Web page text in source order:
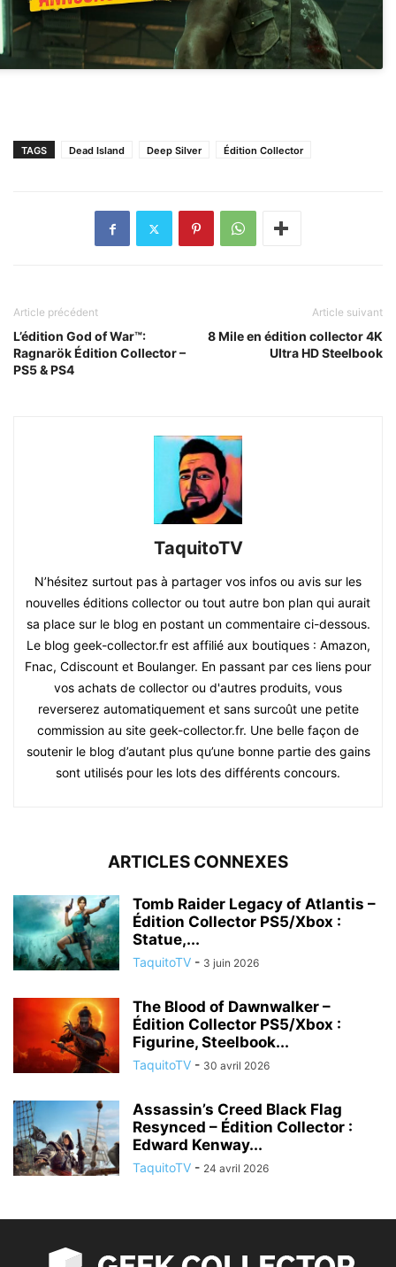
TAGS Dead Island Deep Silver Édition Collector
Article précédent
L’édition God of War™:
Ragnarök Édition Collector –
PS5 & PS4
Article suivant
8 Mile en édition collector 4K
Ultra HD Steelbook
TaquitoTV
N’hésitez surtout pas à partager vos infos ou avis sur les
nouvelles éditions collector ou tout autre bon plan qui aurait
sa place sur le blog en postant un commentaire ci-dessous.
Le blog geek-collector.fr est affilié aux boutiques : Amazon,
Fnac, Cdiscount et Boulanger. En passant par ces liens pour
vos achats de collector ou d'autres produits, vous
reverserez automatiquement et sans surcoût une petite
commission au site geek-collector.fr. Une belle façon de
soutenir le blog d’autant plus qu’une bonne partie des gains
sont utilisés pour les lots des différents concours.
ARTICLES CONNEXES
Tomb Raider Legacy of Atlantis –
Édition Collector PS5/Xbox :
Statue,...
TaquitoTV - 3 juin 2026
The Blood of Dawnwalker –
Édition Collector PS5/Xbox :
Figurine, Steelbook...
TaquitoTV - 30 avril 2026
Assassin’s Creed Black Flag
Resynced – Édition Collector :
Edward Kenway...
TaquitoTV - 24 avril 2026